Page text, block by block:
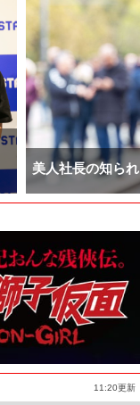
美人社長の知ら
11:20更新